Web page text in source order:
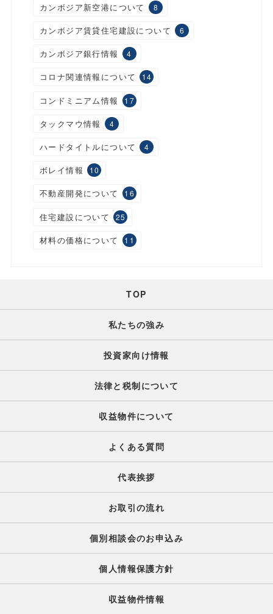
カンボジア新空港について 8
カンボジア賃貸住宅建設について 6
カンボジア銀行情報 4
コロナ関連情報について 14
コンドミニアム情報 17
タックマウ情報 4
ハードタイトルについて 4
ボレイ情報 10
不動産開発について 16
住宅建設について 25
材料の価格について 11
TOP
私たちの強み
投資家向け情報
法律と税制について
収益物件について
よくある質問
代表挨拶
お取引の流れ
個別相談会のお申込み
個人情報保護方針
収益物件情報